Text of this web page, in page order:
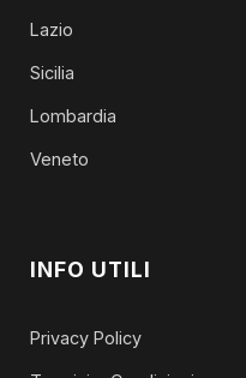
Lazio
Sicilia
Lombardia
Veneto
INFO UTILI
Privacy Policy